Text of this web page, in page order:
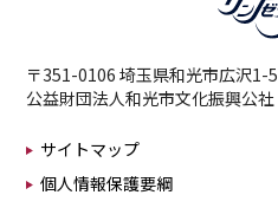
〒351-0106 埼玉県和光市広沢1-5
公益財団法人和光市文化振興公社
サイトマップ
個人情報保護要綱